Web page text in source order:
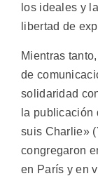
los ideales y
libertad de
Mientras
de
solidaridad
la publicación
suis Charlie»
congregaron
en París y en